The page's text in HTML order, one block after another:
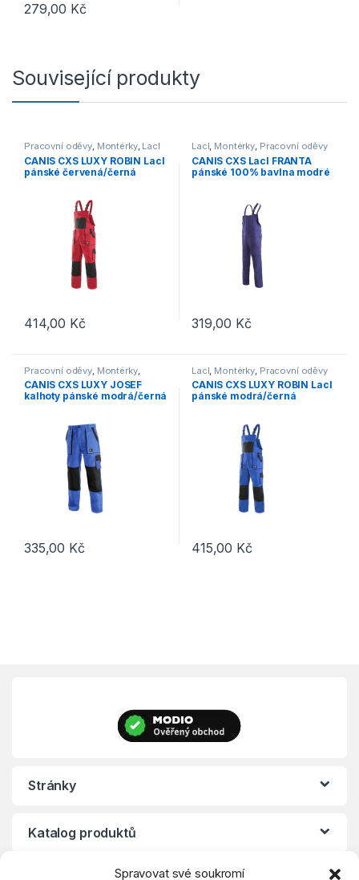
Spravovat své soukromí
279,00 Kč
Tento produkt má více variant. Možnosti lze vybrat na stránce
Související produkty
Pracovní oděvy, Montérky, Lacl
CANIS CXS LUXY ROBIN Lacl
pánské červená/černá
414,00 Kč
Tento produkt má více variant. Možnosti lze vybrat na stránce
Lacl, Montérky, Pracovní oděvy
CANIS CXS Lacl FRANTA
pánské 100% bavlna modré
319,00 Kč
Tento produkt má více
Pracovní oděvy Montérky,
Kalhoty
CANIS CXS LUXY JOSEF
kalhoty pánské modrá/černá
335,00 Kč
Tento produkt má více variant. Možnosti lze vybrat na stránce
Lacl Montérky Pracovní oděvy
CANIS CXS LUXY ROBIN Lacl
pánské modrá/černá
415,00 Kč
Tento produkt má více
Stránky
Katalog produktů